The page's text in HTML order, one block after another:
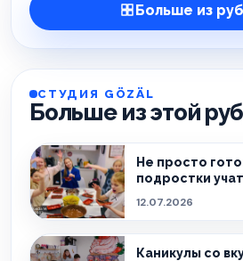
Больше из
СТУДИЯ GÖZÄL
Больше из этой
Не просто
подростки
12.07.2026
Каникулы со